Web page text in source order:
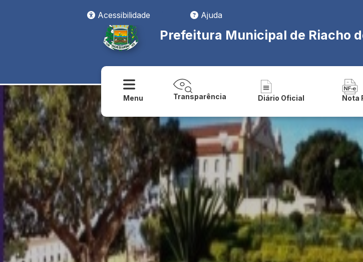
Acessibilidade
Ajuda
Prefeitura Municipal de Riacho
Menu Transparência Diário Oficial Nota